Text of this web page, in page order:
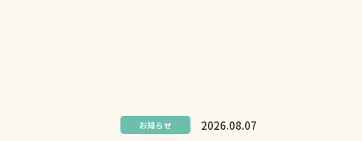
お知らせ 2026.08.07